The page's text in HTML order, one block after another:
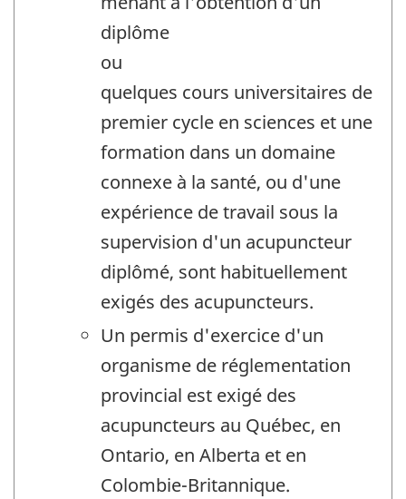
diplôme
ou
quelques cours universitaires de
premier cycle en sciences et une
formation dans un domaine
connexe à la santé, ou d'une
expérience de travail sous la
supervision d'un acupuncteur
diplômé, sont habituellement
exigés des acupuncteurs.
Un permis d'exercice d'un
organisme de réglementation
provincial est exigé des
acupuncteurs au Québec, en
Ontario, en Alberta et en
Colombie-Britannique.